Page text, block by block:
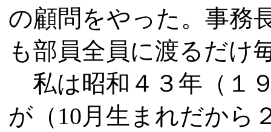
の顧問をやった。事務
も部員全員に渡るだけ
私は昭和４３年（１
が（10月生まれだから